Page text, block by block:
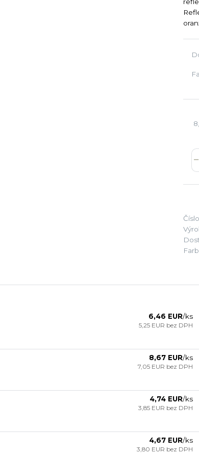
6,46 EUR/ks
5,25 EUR bez DPH
8,67 EUR/ks
7,05 EUR bez DPH
4,74 EUR/ks
3,85 EUR bez DPH
4,67 EUR/ks
3,80 EUR bez DPH